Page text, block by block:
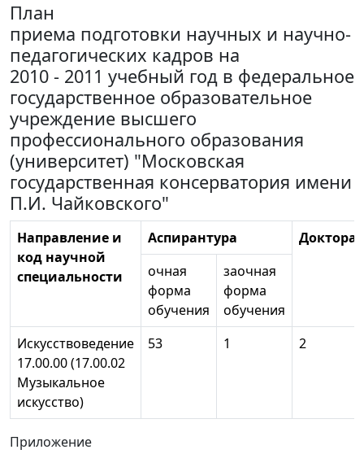
План
приема подготовки научных и научно-
педагогических кадров на
2010 - 2011 учебный год в федеральное
государственное образовательное
учреждение высшего
профессионального образования
(университет) "Московская
государственная консерватория имени
П.И. Чайковского"
Направление и
код научной
специальности
Аспирантура
очная
форма
обучения
заочная
форма
обучения
Искусствоведение
17.00.00 (17.00.02
Музыкальное
искусство)
53 1 2
Приложение